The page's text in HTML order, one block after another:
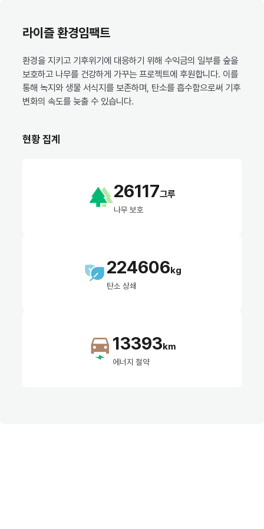
라이즐 환경임팩트
환경을 지키고 기후위기에 대응하기 위해 수익금의 일부를 숲을
보호하고 나무를 건강하게 가꾸는 프로젝트에 후원합니다. 이를
통해 녹지와 생물 서식지를 보존하며, 탄소를 흡수함으로써 기후
변화의 속도를 늦출 수 있습니다.
현황 집계
26117그루
나무 보호
224606kg
탄소 상쇄
13393km
에너지 절약